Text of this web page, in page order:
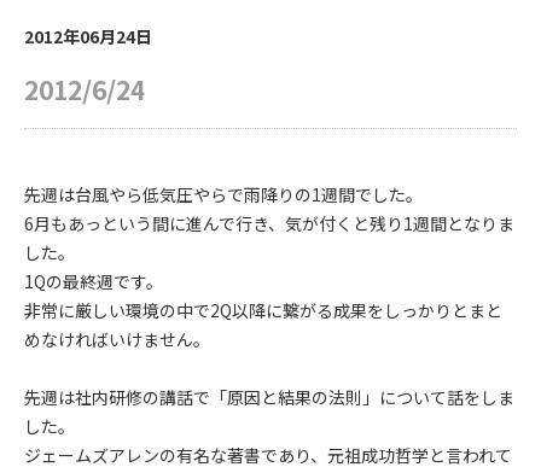
2012年06月24日
2012/6/24
先週は台風やら低気圧やらで雨降りの1週間でした。
6月もあっという間に進んで行き、気が付くと残り1週間となりま
した。
1Qの最終週です。
非常に厳しい環境の中で2Q以降に繋がる成果をしっかりとまと
めなければいけません。
先週は社内研修の講話で「原因と結果の法則」について話をしま
した。
ジェームズアレンの有名な著書であり、元祖成功哲学と言われて